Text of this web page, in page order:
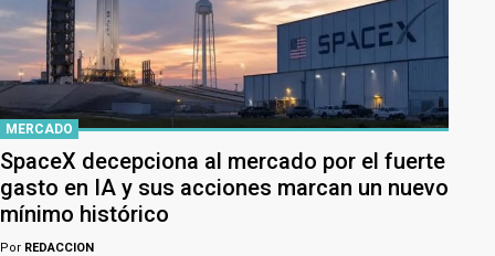
MERCADO
SpaceX decepciona al mercado por el fuerte
gasto en IA y sus acciones marcan un nuevo
mínimo histórico
Por REDACCION